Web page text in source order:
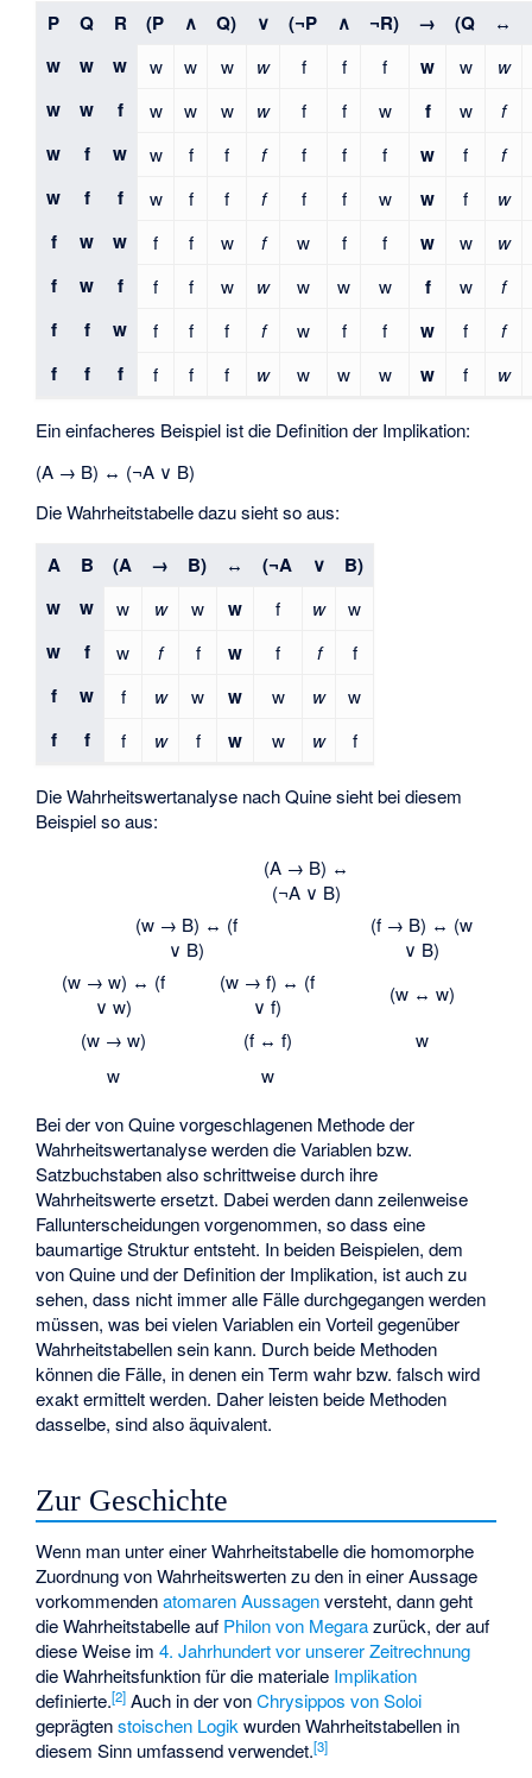
P Q R (P ∧ Q) ∨ (¬P ∧ ¬R) → (Q ↔
w
w w w w w w f f f w w w
w w f w w w w f f w f w f
w f w w f f f f f f w f f
w f f w f f f f f w w f w
f w w f f w f w f f w w w
f w f f f w w w w w f w f
f f w f f f f w f f w f f
f f f f f f w w w w w f w
Ein einfacheres Beispiel ist die Definition der Implikation:
(A → B) ↔ (¬A ∨ B)
Die Wahrheitstabelle dazu sieht so aus:
A B (A → B) ↔ (¬A ∨
B)
w
w w w w w f w w
w f w f f w f f f
f w f w w w w w w
f f f w f w w w f
Die Wahrheitswertanalyse nach Quine sieht bei diesem
Beispiel so aus:
(A → B) ↔
(¬A ∨ B)
(w → B) ↔ (f
∨ B)
(f → B) ↔ (w
∨ B)
(w → w) ↔ (f
∨ w)
(w → f) ↔ (f
∨ f)
(w ↔ w)
(w → w)
(f ↔ f)
w
w
w
Bei der von Quine vorgeschlagenen Methode der
Wahrheitswertanalyse werden die Variablen bzw.
Satzbuchstaben also schrittweise durch ihre
Wahrheitswerte ersetzt. Dabei werden dann zeilenweise
Fallunterscheidungen vorgenommen, so dass eine
baumartige Struktur entsteht. In beiden Beispielen, dem
von Quine und der Definition der Implikation, ist auch zu
sehen, dass nicht immer alle Fälle durchgegangen werden
müssen, was bei vielen Variablen ein Vorteil gegenüber
Wahrheitstabellen sein kann. Durch beide Methoden
können die Fälle, in denen ein Term wahr bzw. falsch wird
exakt ermittelt werden. Daher leisten beide Methoden
dasselbe, sind also äquivalent.
Zur Geschichte
Wenn man unter einer Wahrheitstabelle die homomorphe
Zuordnung von Wahrheitswerten zu den in einer Aussage
vorkommendenatomaren Aussagenversteht, dann geht
die Wahrheitstabelle auf Philon von Megarazurück, der auf
diese Weise im4. Jahrhundert vor unserer Zeitrechnung
die Wahrheitsfunktion für die materiale Implikation
definierte.[2] Auch in der vonChrysippos von Soloi
geprägtenstoischen Logikwurden Wahrheitstabellen in
diesem Sinn umfassend verwendet.[3]